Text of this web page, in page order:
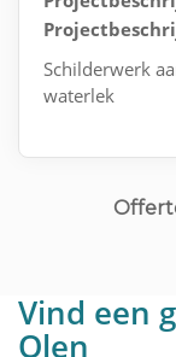
Schilderwerk
waterlek
Vind een
Olen